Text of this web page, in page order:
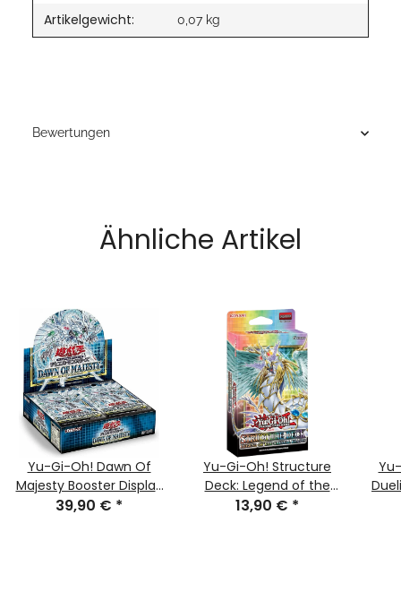
Artikelgewicht: 0,07 kg
Bewertungen
Ähnliche Artikel
Yu-Gi-Oh! Dawn Of
Majesty Booster Display
- Deutsch (1. Auflage)
39,90 € *
Yu-Gi-Oh! Structure
Deck: Legend of the
Crystal Beasts -
13,90 € *